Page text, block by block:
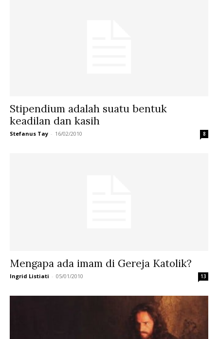
Stipendium adalah suatu bentuk
keadilan dan kasih
Stefanus Tay - 16/02/2010 8
Mengapa ada imam di Gereja Katolik?
Ingrid Listiati - 05/01/2010 13